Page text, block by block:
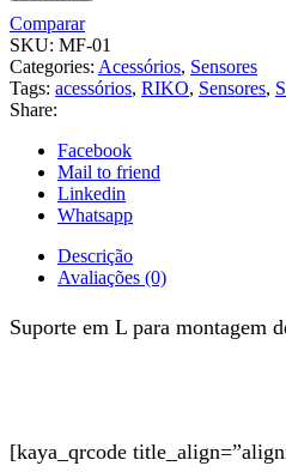
Comparar
SKU: MF-01
Categories: Acessórios, Sensores
Tags: acessórios, RIKO, Sensores,
Share:
Facebook
Mail to friend
Linkedin
Whatsapp
Descrição
Avaliações (0)
Suporte em L para montagem
[kaya_qrcode